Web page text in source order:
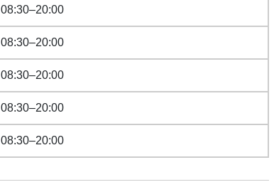
08:30–20:00
08:30–20:00
08:30–20:00
08:30–20:00
08:30–20:00